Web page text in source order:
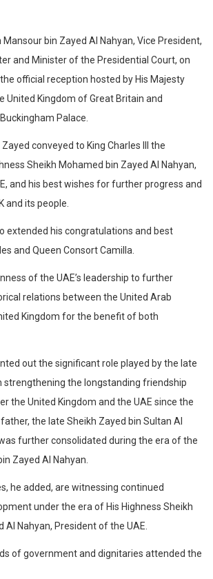
Mansour bin Zayed Al Nahyan, Vice President,
and Minister of the Presidential Court, on
official reception hosted by His Majesty
United Kingdom of Great Britain and
Palace.
conveyed to King Charles III the
Sheikh Mohamed bin Zayed Al Nahyan,
and his best wishes for further progress and
and its people.
extended his congratulations and best
and Queen Consort Camilla.
of the UAE’s leadership to further
relations between the United Arab
Kingdom for the benefit of both
out the significant role played by the late
strengthening the longstanding friendship
the United Kingdom and the UAE since the
the late Sheikh Zayed bin Sultan Al
further consolidated during the era of the
Zayed Al Nahyan.
he added, are witnessing continued
under the era of His Highness Sheikh
Al Nahyan, President of the UAE.
of government and dignitaries attended the